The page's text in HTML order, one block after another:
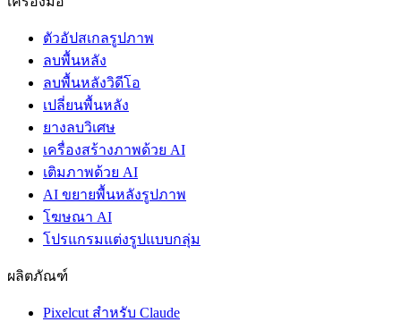
ตัวอัปสเกลรูปภาพ
ลบพื้นหลัง
ลบพื้นหลังวิดีโอ
เปลี่ยนพื้นหลัง
ยางลบวิเศษ
เครื่องสร้างภาพด้วย AI
เติมภาพด้วย AI
AI ขยายพื้นหลังรูปภาพ
โฆษณา AI
โปรแกรมแต่งรูปแบบกลุ่ม
ผลิตภัณฑ์
Pixelcut สำหรับ Claude